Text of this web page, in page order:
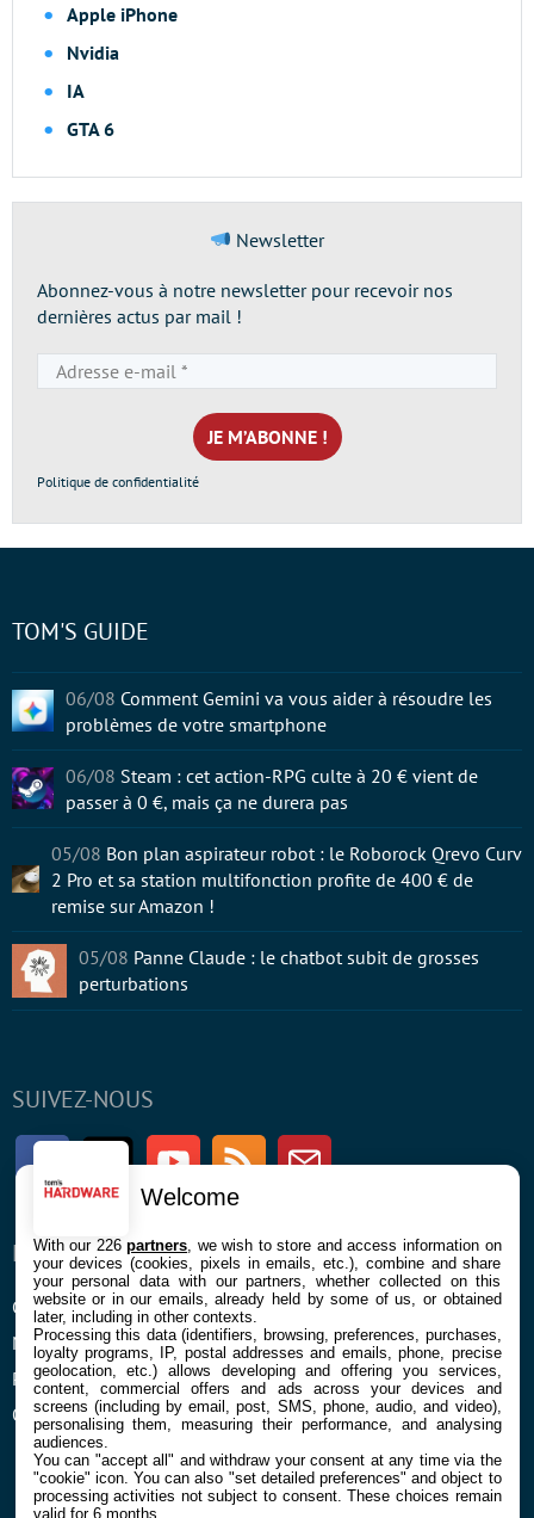
Apple iPhone
Nvidia
IA
GTA 6
Newsletter
Abonnez-vous à notre newsletter pour recevoir nos
dernières actus par mail !
e-
mail
*
Politique de confidentialité
SUIVEZ-NOUS
FacebookTwitter Youtube RSS Newsletter
ENTREPRISE
Confidentialité et Cookies
Mentions légales et CGU
Préférences Cookies
Qui sommes nous
À PROPOS
Contact
TOM'S GUIDE
06/08 Comment Gemini va vous aider à résoudre les
problèmes de votre smartphone
06/08 Steam : cet action-RPG culte à 20 € vient de
passer à 0 €, mais ça ne durera pas
05/08 Bon plan aspirateur robot : le Roborock Qrevo Curv
2 Pro et sa station multifonction profite de 400 € de
remise sur Amazon !
05/08 Panne Claude : le chatbot subit de grosses
perturbations
Welcome
With our 226partners , we wish to store and access information on
your devices (cookies, pixels in emails, etc.), combine and share
your personal data with our partners, whether collected on this
website or in our emails, already held by some of us, or obtained
later, including in other contexts.
Processing this data (identifiers, browsing, preferences, purchases,
loyalty programs, IP, postal addresses and emails, phone, precise
geolocation, etc.) allows developing and offering you services,
content, commercial offers and ads across your devices and
screens (including by email, post, SMS, phone, audio, and video),
personalising them, measuring their performance, and analysing
audiences.
You can "accept all" and withdraw your consent at any time via the
"cookie" icon. You can also "set detailed preferences" and object to
processing activities not subject to consent. These choices remain
valid for 6 months.